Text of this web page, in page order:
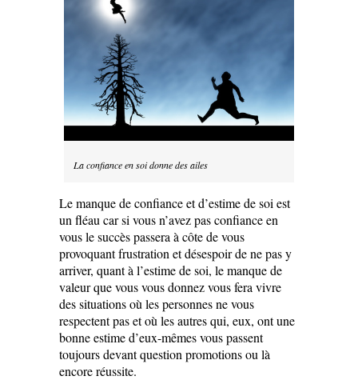
La confiance en soi donne des ailes
Le manque de confiance et d’estime de soi est
un fléau car si vous n’avez pas confiance en
vous le succès passera à côte de vous
provoquant frustration et désespoir de ne pas y
arriver, quant à l’estime de soi, le manque de
valeur que vous vous donnez vous fera vivre
des situations où les personnes ne vous
respectent pas et où les autres qui, eux, ont une
bonne estime d’eux-mêmes vous passent
toujours devant question promotions ou là
encore réussite.